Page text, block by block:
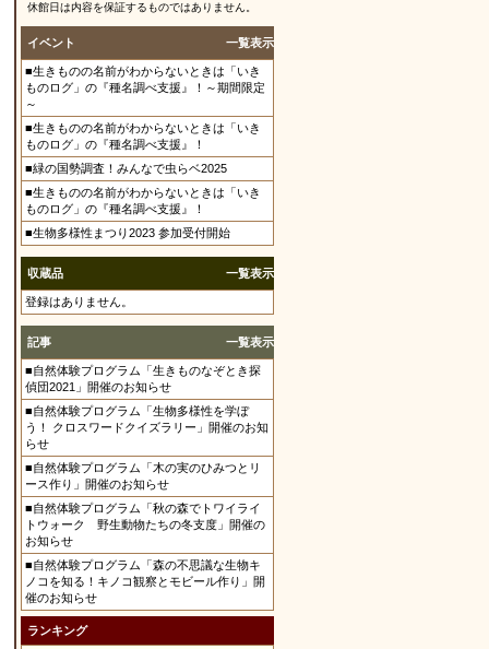
休館日は内容を保証するものではありません。
イベント 一覧表示
■生きものの名前がわからないときは「いき
ものログ」の『種名調べ支援』！～期間限定
～
■生きものの名前がわからないときは「いき
ものログ」の『種名調べ支援』！
■緑の国勢調査！みんなで虫らベ2025
■生きものの名前がわからないときは「いき
ものログ」の『種名調べ支援』！
■生物多様性まつり2023 参加受付開始
収蔵品 一覧表示
登録はありません。
記事 一覧表示
■自然体験プログラム「生きものなぞとき探
偵団2021」開催のお知らせ
■自然体験プログラム「生物多様性を学ぼ
う！ クロスワードクイズラリー」開催のお知
らせ
■自然体験プログラム「木の実のひみつとリ
ース作り」開催のお知らせ
■自然体験プログラム「秋の森でトワイライ
トウォーク 野生動物たちの冬支度」開催の
お知らせ
■自然体験プログラム「森の不思議な生物キ
ノコを知る！キノコ観察とモビール作り」開
催のお知らせ
ランキング